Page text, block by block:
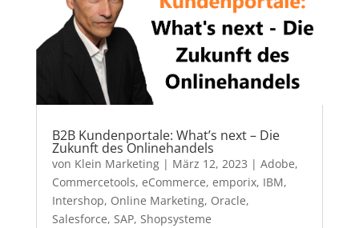
B2B Kundenportale: What’s next – Die
Zukunft des Onlinehandels
von Klein Marketing| März 12, 2023 | Adobe,
Commercetools, eCommerce, emporix, IBM,
Intershop, Online Marketing, Oracle,
Salesforce, SAP, Shopsysteme